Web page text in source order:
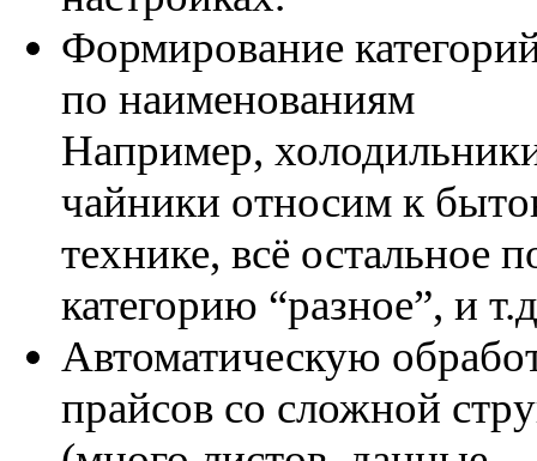
Формирование
по наименованиям
Например,
чайники относим к
технике, всё остальное
категорию “разное”, и
Автоматическую
прайсов со сложной